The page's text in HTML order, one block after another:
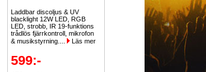
Laddbar discoljus & UV
blacklight 12W LED, RGB
LED, strobb, IR 19-funktions
trådlös fjärrkontroll, mikrofon
& musikstyrning....
Läs mer
599:-